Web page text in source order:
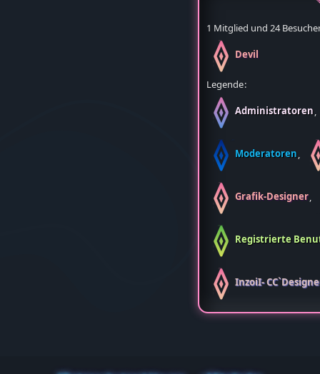
1 Mitglied und 24
Devil
Legende
Administratoren
Moderatoren
Grafik-Designer
Registrierte
InzoiI-